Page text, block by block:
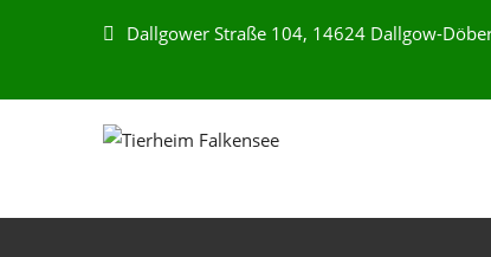
Dallgower Straße 104, 14624 Dallgow-